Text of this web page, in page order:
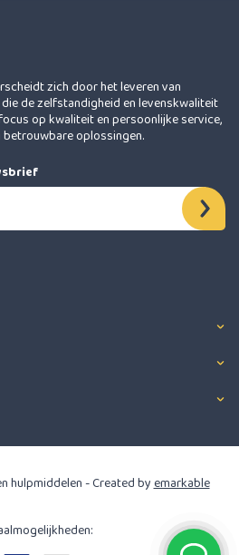
zich door het leveren van
de zelfstandigheid en levenskwaliteit
op kwaliteit en persoonlijke service,
oplossingen.
hulpmiddelen - Created byemarkable